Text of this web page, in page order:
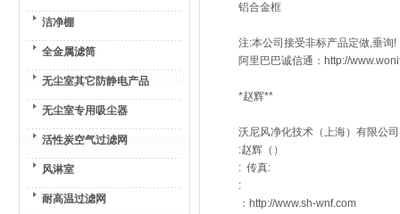
洁净棚
全金属滤筒
无尘室其它防静电产品
无尘室专用吸尘器
活性炭空气过滤网
风淋室
耐高温过滤网
铝合金框
注:本公司接受非标产品定做,垂询!
阿里巴巴诚信通：http://
*赵辉**
沃尼风净化技术（上海）有限公司
:赵辉（）
: 传真:
:
：http://www.sh-wnf.com